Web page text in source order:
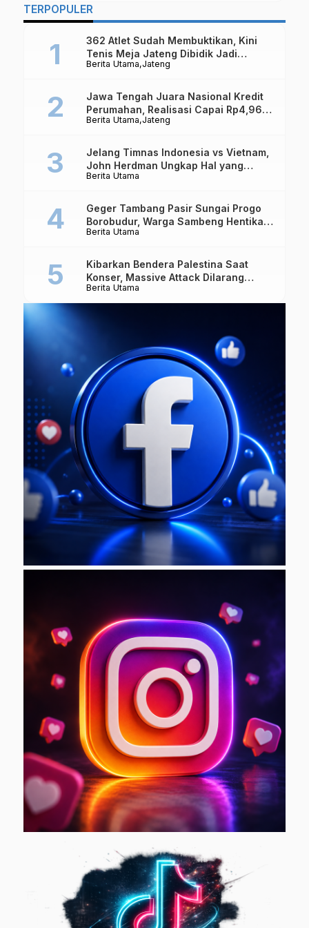
TERPOPULER
Berita Utama Jateng
362 Atlet Sudah Membuktikan, Kini
Tenis Meja Jateng Dibidik Jadi
Kekuatan Nasional
Berita Utama Jateng
Jawa Tengah Juara Nasional Kredit
Perumahan, Realisasi Capai Rp4,96
Triliun
Berita Utama
Jelang Timnas Indonesia vs Vietnam,
John Herdman Ungkap Hal yang
Dipertaruhkan
Berita Utama
Geger Tambang Pasir Sungai Progo
Borobudur, Warga Sambeng Hentikan
Alat Berat dan Usir Truk
Berita Utama
Kibarkan Bendera Palestina Saat
Konser, Massive Attack Dilarang
Masuk Singapura Lagi